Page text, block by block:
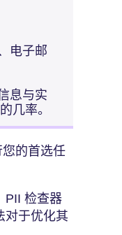
电子邮
息与实
几率。
的首选任
PII 检查器
对于优化其